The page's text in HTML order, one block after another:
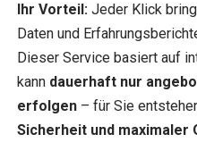
Ihr Vorteil: Jeder Klick
Daten und
Dieser Service basiert auf
kann dauerhaft nur
erfolgen – für Sie
Sicherheit und maximaler